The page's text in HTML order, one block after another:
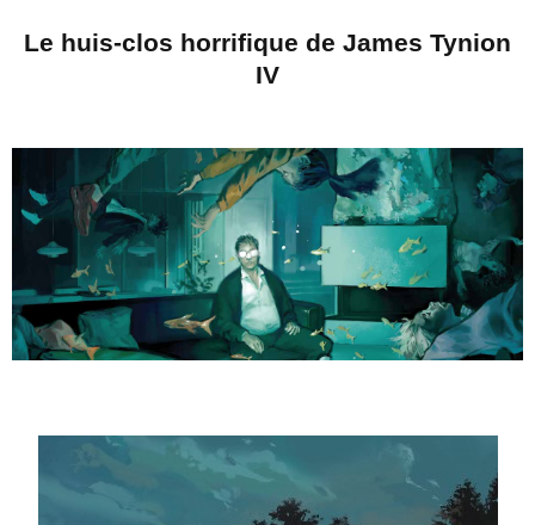
Le huis-clos horrifique de James Tynion
IV